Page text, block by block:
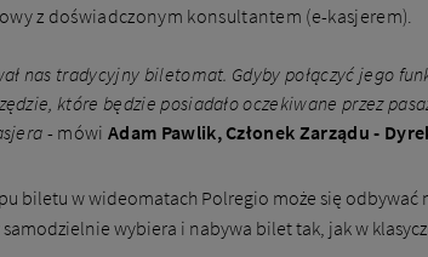
z doświadczonym konsultantem (e-kasjerem).
nas tradycyjny biletomat. Gdyby połączyć jego
które będzie posiadało oczekiwane przez
- mówiAdam Pawlik, Członek Zarządu -
biletu w wideomatach Polregio może się odbywać
wybiera i nabywa bilet tak, jak w